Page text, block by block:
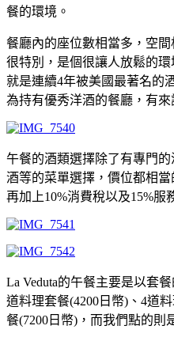
餐的環境。
餐廳內的座位數相當多，空
很特別，是個很讓人放鬆的環
就是連續4年被美國最著名的
為持有優秀洋酒的餐廳，有來
午餐的酒類選擇除了有專門
酒等的菜單選擇，價位都相
再加上10%消費稅以及15%服
La Veduta的午餐主要是以套
道料理套餐(4200日幣)、4道
餐(7200日幣)，而我們點的則